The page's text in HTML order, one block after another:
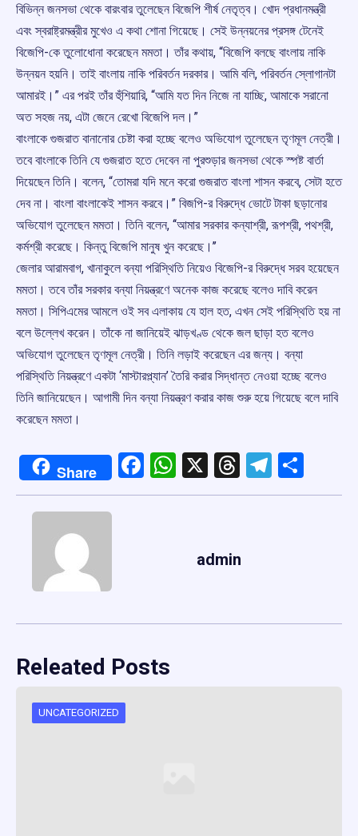
বিভিন্ন জনসভা থেকে বারংবার তুলেছেন বিজেপি শীর্ষ নেতৃত্ব। খোদ প্রধানমন্ত্রী
এবং স্বরাষ্ট্রমন্ত্রীর মুখেও এ কথা শোনা গিয়েছে। সেই উন্নয়নের প্রসঙ্গ টেনেই
বিজেপি-কে তুলোধোনা করেছেন মমতা। তাঁর কথায়, “বিজেপি বলছে বাংলায় নাকি
উন্নয়ন হয়নি। তাই বাংলায় নাকি পরিবর্তন দরকার। আমি বলি, পরিবর্তন স্লোগানটা
আমারই।” এর পরই তাঁর হুঁশিয়ারি, “আমি যত দিন নিজে না যাচ্ছি, আমাকে সরানো
অত সহজ নয়, এটা জেনে রেখো বিজেপি দল।”
বাংলাকে গুজরাত বানানোর চেষ্টা করা হচ্ছে বলেও অভিযোগ তুলেছেন তৃণমূল নেত্রী।
তবে বাংলাকে তিনি যে গুজরাত হতে দেবেন না পুরশুড়ার জনসভা থেকে স্পষ্ট বার্তা
দিয়েছেন তিনি। বলেন, “তোমরা যদি মনে করো গুজরাত বাংলা শাসন করবে, সেটা হতে
দেব না। বাংলা বাংলাকেই শাসন করবে।” বিজপি-র বিরুদ্ধে ভোটে টাকা ছড়ানোর
অভিযোগ তুলেছেন মমতা। তিনি বলেন, ‘‘আমার সরকার কন্যাশ্রী, রূপশ্রী, পথশ্রী,
কর্মশ্রী করেছে। কিন্তু বিজেপি মানুষ খুন করেছে।’’
জেলার আরামবাগ, খানাকুলে বন্যা পরিস্থিতি নিয়েও বিজেপি-র বিরুদ্ধে সরব হয়েছেন
মমতা। তবে তাঁর সরকার বন্যা নিয়ন্ত্রণে অনেক কাজ করেছে বলেও দাবি করেন
মমতা। সিপিএমের আমলে ওই সব এলাকায় যে হাল হত, এখন সেই পরিস্থিতি হয় না
বলে উল্লেখ করেন। তাঁকে না জানিয়েই ঝাড়খণ্ড থেকে জল ছাড়া হত বলেও
অভিযোগ তুলেছেন তৃণমূল নেত্রী। তিনি লড়াই করেছেন এর জন্য। বন্যা
পরিস্থিতি নিয়ন্ত্রণে একটা ‘মাস্টারপ্ল্যান’ তৈরি করার সিদ্ধান্ত নেওয়া হচ্ছে বলেও
তিনি জানিয়েছেন। আগামী দিন বন্যা নিয়ন্ত্রণ করার কাজ শুরু হয়ে গিয়েছে বলে দাবি
করেছেন মমতা।
Share Facebook
WhatsApp
X Threads
admin
Releated Posts
UNCATEGORIZED